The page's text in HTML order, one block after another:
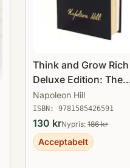
Think and Grow Rich
Deluxe Edition: The
Complete Classic Text
Napoleon Hill
ISBN: 9781585426591
130 krNypris: 186kr
Acceptabelt